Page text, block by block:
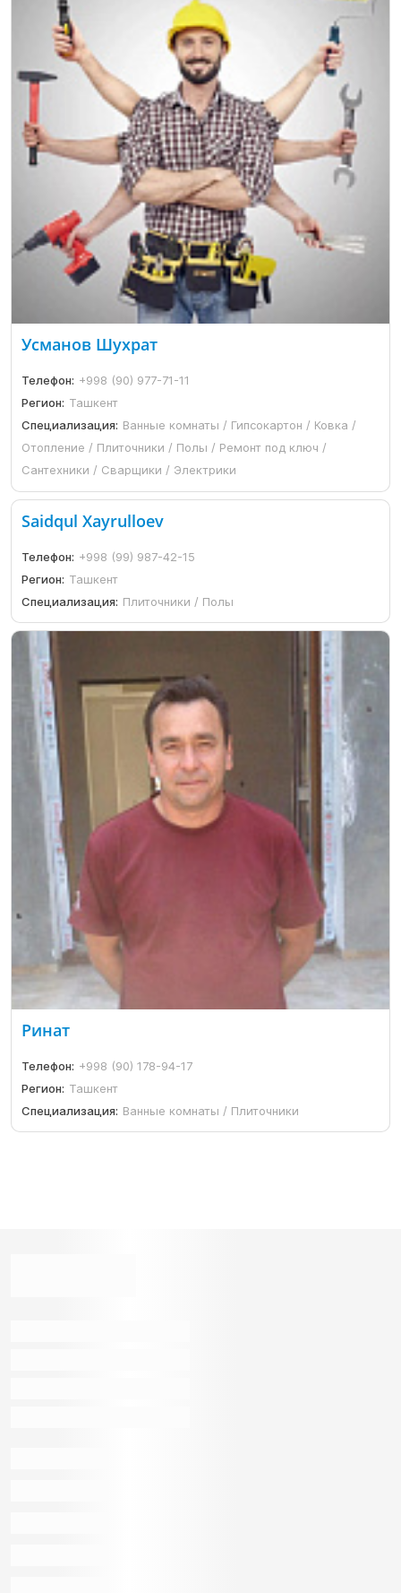
Усманов Шухрат
Телефон: +998 (90) 977-71-11
Регион: Ташкент
Специализация: Ванные комнаты / Гипсокартон / Ковка /
Отопление / Плиточники / Полы / Ремонт под ключ /
Сантехники / Сварщики / Электрики
Saidqul Xayrulloev
Телефон: +998 (99) 987-42-15
Регион: Ташкент
Специализация: Плиточники / Полы
Ринат
Телефон: +998 (90) 178-94-17
Регион: Ташкент
Специализация: Ванные комнаты / Плиточники